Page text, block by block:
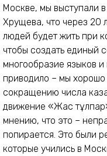
Москве, мы выступали
Хрущева, что через 20
людей будет жить при
чтобы создать единый
многообразие языков и
приводило – мы
сокращению числа
движение «Жас
мнению, что это –
попирается. Это были
которые учились в